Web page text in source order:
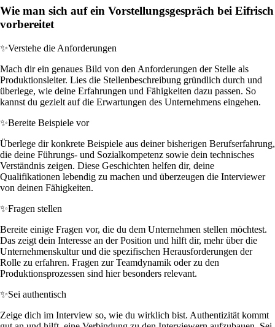
Wie man sich auf ein Vorstellungsgespräch bei Eifrisch
vorbereitet
✨Verstehe die Anforderungen
Mach dir ein genaues Bild von den Anforderungen der Stelle als
Produktionsleiter. Lies die Stellenbeschreibung gründlich durch und
überlege, wie deine Erfahrungen und Fähigkeiten dazu passen. So
kannst du gezielt auf die Erwartungen des Unternehmens eingehen.
✨Bereite Beispiele vor
Überlege dir konkrete Beispiele aus deiner bisherigen Berufserfahrung,
die deine Führungs- und Sozialkompetenz sowie dein technisches
Verständnis zeigen. Diese Geschichten helfen dir, deine
Qualifikationen lebendig zu machen und überzeugen die Interviewer
von deinen Fähigkeiten.
✨Fragen stellen
Bereite einige Fragen vor, die du dem Unternehmen stellen möchtest.
Das zeigt dein Interesse an der Position und hilft dir, mehr über die
Unternehmenskultur und die spezifischen Herausforderungen der
Rolle zu erfahren. Fragen zur Teamdynamik oder zu den
Produktionsprozessen sind hier besonders relevant.
✨Sei authentisch
Zeige dich im Interview so, wie du wirklich bist. Authentizität kommt